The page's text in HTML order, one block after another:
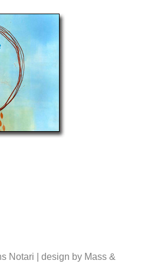
Notari | design by Mass &